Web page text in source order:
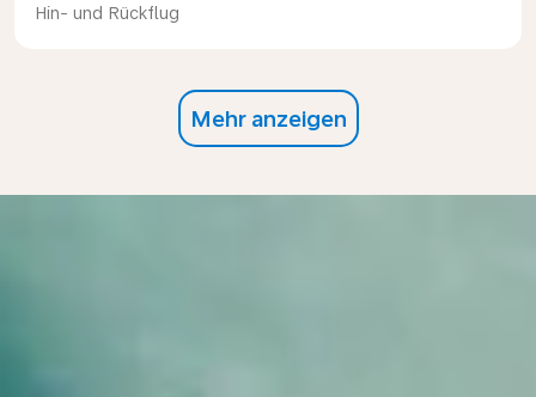
Hin- und Rückflug
Mehr anzeigen